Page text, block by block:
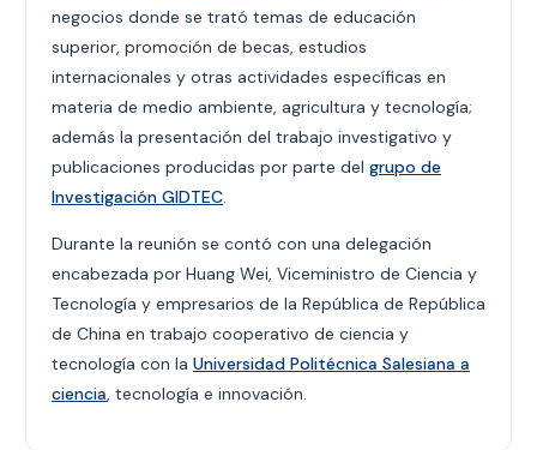
negocios donde se trató temas de educación
superior, promoción de becas, estudios
internacionales y otras actividades específicas en
materia de medio ambiente, agricultura y tecnología;
además la presentación del trabajo investigativo y
publicaciones producidas por parte del grupo de
Investigación GIDTEC.
Durante la reunión se contó con una delegación
encabezada por Huang Wei, Viceministro de Ciencia y
Tecnología y empresarios de la República de República
de China en trabajo cooperativo de ciencia y
tecnología con la Universidad Politécnica Salesiana a
ciencia, tecnología e innovación.